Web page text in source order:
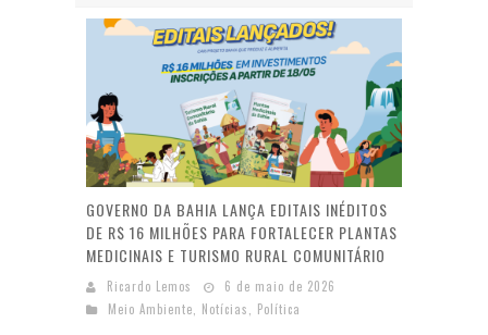
PRAÇA SÃO BENEDITO É REVITALIZADA E DEVOLVE NOVO ESPAÇO DE CONVIVÊNCIA À COMUNIDADE DE SERRA GRANDE
PREFEITURA DE VALENÇA PROMOVE GINCANA JUVENTUDE PRESENTE EM COMEMORAÇÃO AO DIA INTERNACIONAL DA JUVENTUDE
ENTRE O SERTÃO E O SONHO: ALFREDO GONÇALVES DE LIMA NETO LANÇA O ROMANCE DO OUTRO LADO DO SOL EM VALENÇA
GOVERNO DA BAHIA LANÇA EDITAIS INÉDITOS
DE R$ 16 MILHÕES PARA FORTALECER PLANTAS
MEDICINAIS E TURISMO RURAL COMUNITÁRIO
Ricardo Lemos
6 de maio de 2026
Meio Ambiente
Notícias Política